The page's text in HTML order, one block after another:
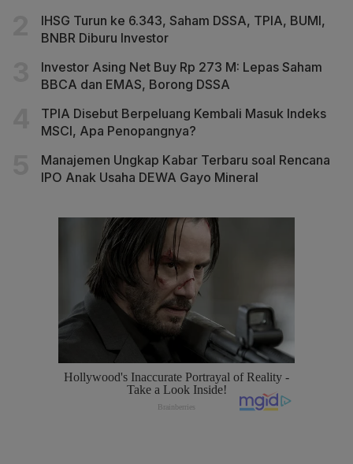
IHSG Turun ke 6.343, Saham DSSA, TPIA, BUMI,
BNBR Diburu Investor
Investor Asing Net Buy Rp 273 M: Lepas Saham
BBCA dan EMAS, Borong DSSA
TPIA Disebut Berpeluang Kembali Masuk Indeks
MSCI, Apa Penopangnya?
Manajemen Ungkap Kabar Terbaru soal Rencana
IPO Anak Usaha DEWA Gayo Mineral